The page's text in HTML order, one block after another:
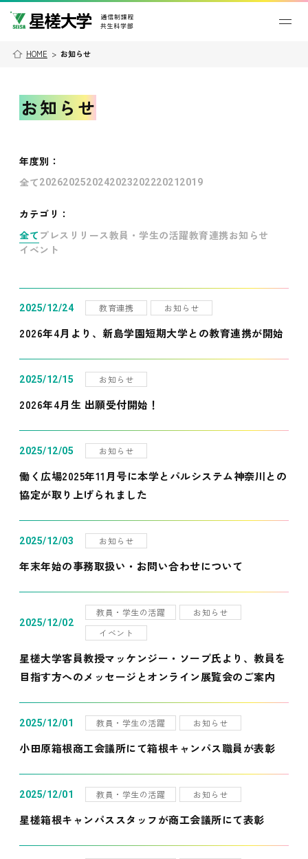
HOME > お知らせ
お知らせ
年度別 ：
全て202620252024202320222021 2019
カテゴリ：
全て プレスリリース教員・学生の活躍教育連携お知らせ
イベント
2025/12/24 教育連携 お知らせ
2026年4月より、新島学園短期大学との教育連携が開始
2025/12/15 お知らせ
2026年4月生 出願受付開始！
2025/12/05 お知らせ
働く広場2025年11月号に本学とパルシステム神奈川との
協定が取り上げられました
2025/12/03 お知らせ
年末年始の事務取扱い・お問い合わせについて
2025/12/02
教員・学生の活躍
お知らせ
イベント
星槎大学客員教授マッケンジー・ソープ氏より、教員を
目指す方へのメッセージとオンライン展覧会のご案内
2025/12/01 教員・学生の活躍 お知らせ
小田原箱根商工会議所にて箱根キャンパス職員が表彰
2025/12/01 教員・学生の活躍 お知らせ
星槎箱根キャンパススタッフが商工会議所にて表彰